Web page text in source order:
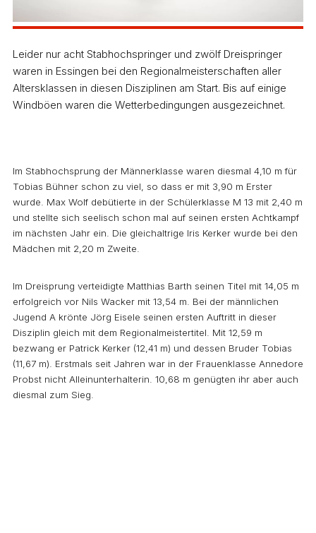
Leider nur acht Stabhochspringer und zwölf Dreispringer
waren in Essingen bei den Regionalmeisterschaften aller
Altersklassen in diesen Disziplinen am Start. Bis auf einige
Windböen waren die Wetterbedingungen ausgezeichnet.
Im Stabhochsprung der Männerklasse waren diesmal 4,10 m für
Tobias Bühner schon zu viel, so dass er mit 3,90 m Erster
wurde. Max Wolf debütierte in der Schülerklasse M 13 mit 2,40 m
und stellte sich seelisch schon mal auf seinen ersten Achtkampf
im nächsten Jahr ein. Die gleichaltrige Iris Kerker wurde bei den
Mädchen mit 2,20 m Zweite.
Im Dreisprung verteidigte Matthias Barth seinen Titel mit 14,05 m
erfolgreich vor Nils Wacker mit 13,54 m. Bei der männlichen
Jugend A krönte Jörg Eisele seinen ersten Auftritt in dieser
Disziplin gleich mit dem Regionalmeistertitel. Mit 12,59 m
bezwang er Patrick Kerker (12,41 m) und dessen Bruder Tobias
(11,67 m). Erstmals seit Jahren war in der Frauenklasse Annedore
Probst nicht Alleinunterhalterin. 10,68 m genügten ihr aber auch
diesmal zum Sieg.